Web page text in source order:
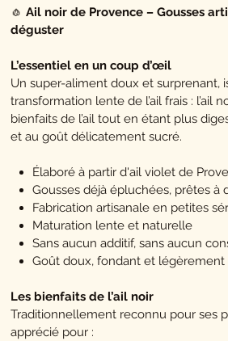
🧄 Ail noir de Provence – Gousses
déguster
L’essentiel en un coup d’œil
Un super-aliment doux et surprenant,
transformation lente de l’ail frais : l’ail
bienfaits de l’ail tout en étant plus
et au goût délicatement sucré.
Élaboré à partir d'ail violet de
Gousses déjà épluchées, prêtes à
Fabrication artisanale en petites
Maturation lente et naturelle
Sans aucun additif, sans aucun
Goût doux, fondant et légèrement
Les bienfaits de l’ail noir
Traditionnellement reconnu pour ses
apprécié pour :